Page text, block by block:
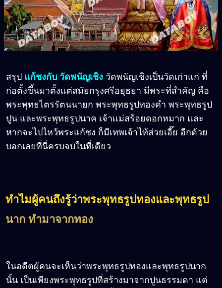
สรุป แก้ชงกับ วัดพนัญเชิง วัดพนัญเชิงเป็นวัดเก่าแก่ ที่
ก่อตั้งขึ้นมาตั้งแต่สมัยกรุงศรีอยุธยา มีพระที่สำคัญ คือ
พระพุทธไตรรัตนนายก พระพุทธรูปทองคำ พระพุทธรูป
ปูน และพระพุทธรูปนาค เจ้าแม่สร้อยดอกหมาก และ
หากจะไปไหว้พระแก้ชง ก็มีเทพเจ้าไท้ส่วยเอี๊ย อีกด้วย
บอกเลยที่นี่ครบจบในที่เดียว
ทำไมผู้คนถึงรู้ว่าพระพุทธรูปทองและพุทธรูป
นาก ทำมาจากทอง
ในอดีตผู้คนจะเห็นว่าพระพุทธรูปทองและพุทธรูปนาก
นั้น เป็นเพียงพระพุทธรูปที่สร้างมาจากปูนธรรมดา แต่